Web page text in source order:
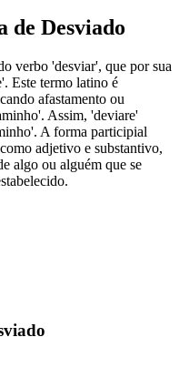
de Desviado
verbo 'desviar', que por sua
Este termo latino é
afastamento ou
Assim, 'deviare'
A forma participial
adjetivo e substantivo,
algo ou alguém que se